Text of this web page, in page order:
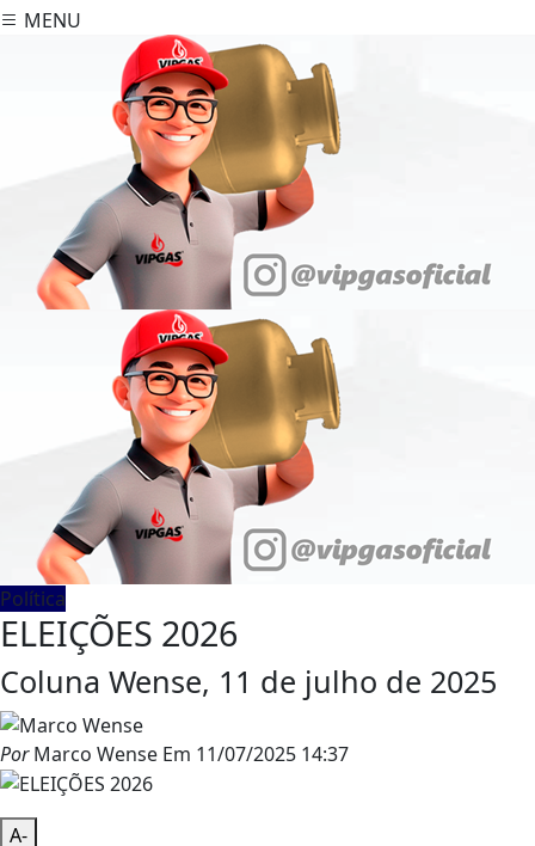
MENU
Política
ELEIÇÕES 2026
Coluna Wense, 11 de julho de 2025
PorMarco Wense Em 11/07/2025 14:37
A-